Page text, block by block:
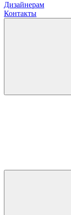
Дизайнерам
Контакты